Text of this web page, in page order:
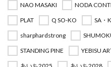
NAO MASAKI
NODA
PLAT
Q SO-KO SA・
sharphardstrong
STANDING PINE
YEBISU